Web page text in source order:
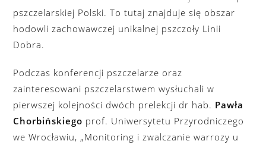
pszczelarskiej Polski. To tutaj znajduje się obszar
hodowli zachowawczej unikalnej pszczoły Linii
Dobra.
Podczas konferencji pszczelarze oraz
zainteresowani pszczelarstwem wysłuchali w
pierwszej kolejności dwóch prelekcji dr hab. Pawła
Chorbińskiego prof. Uniwersytetu Przyrodniczego
we Wrocławiu, „Monitoring i zwalczanie warrozy u